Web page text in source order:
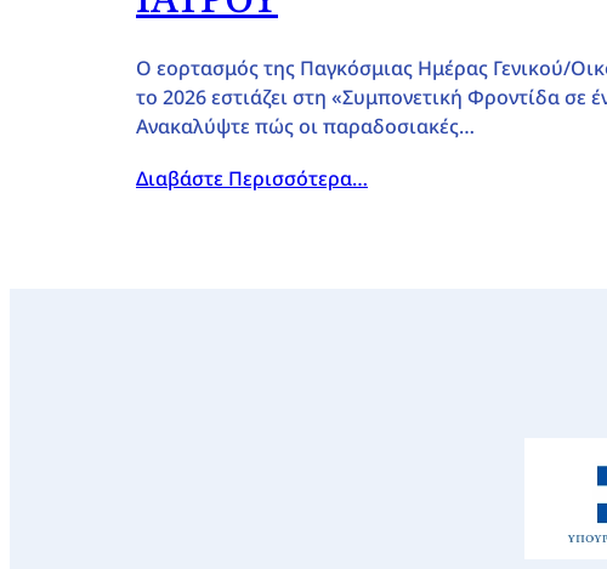
Ο εορτασμός της Παγκόσμιας Ημέρας Γενικού/
το 2026 εστιάζει στη «Συμπονετική Φροντίδα σε
Ανακαλύψτε πώς οι παραδοσιακές…
Διαβάστε Περισσότερα…